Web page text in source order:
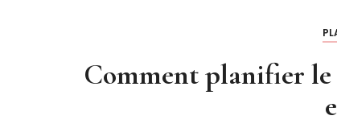
Comment planifier